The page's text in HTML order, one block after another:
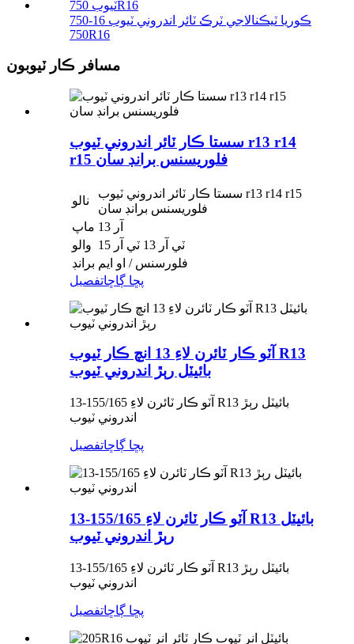
750-16 ڪوريا ٽيڪنالاجي ٽرڪ ٽائر اندروني ٽيوب
750R16
مسافر ڪار ٽيوبون
سستا ڪار ٽائر اندروني ٽيوب r13 r14
r15 فلوريسنس برانڊ سان
نالو
سستا ڪار ٽائر اندروني ٽيوب r13 r14 r15
فلوريسنس برانڊ سان
ماپ
آر 13
والو
ٽي آر 13 ٽي آر 15
برانڊ فلورسنس / او ايم
پڇا ڳاڇاتفصيل
آٽو ڪار ٽائرن لاءِ 13 انچ ڪار ٽيوب R13
بائيٽل رٻڙ اندروني ٽيوب
آٽو ڪار ٽائرن لاءِ 155/165-13 R13 بائيٽل رٻڙ
اندروني ٽيوب
پڇا ڳاڇاتفصيل
آٽو ڪار ٽائرن لاءِ 155/165-13 R13 بائيٽل
رٻڙ اندروني ٽيوب
آٽو ڪار ٽائرن لاءِ 155/165-13 R13 بائيٽل رٻڙ
اندروني ٽيوب
پڇا ڳاڇاتفصيل